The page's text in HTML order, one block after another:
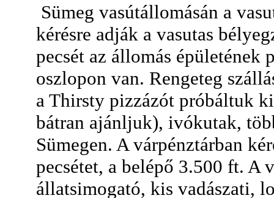
Sümeg vasútállomásán a
kérésre adják a vasutas
pecsét az állomás
oszlopon van. Rengeteg
a Thirsty pizzázót próbáltuk
bátran ajánljuk), ivókutak,
Sümegen. A várpénztárban
pecsétet, a belépő 3.500 ft. A
állatsimogató, kis vadászati,